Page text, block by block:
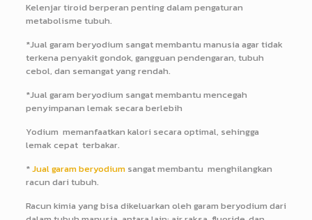
Kelenjar tiroid berperan penting dalam pengaturan
metabolisme tubuh.
*Jual garam beryodium sangat membantu manusia agar tidak
terkena penyakit gondok, gangguan pendengaran, tubuh
cebol, dan semangat yang rendah.
*Jual garam beryodium sangat membantu mencegah
penyimpanan lemak secara berlebih
Yodium memanfaatkan kalori secara optimal, sehingga
lemak cepat terbakar.
*Jual garam beryodiumsangat membantu menghilangkan
racun dari tubuh.
Racun kimia yang bisa dikeluarkan oleh garam beryodium dari